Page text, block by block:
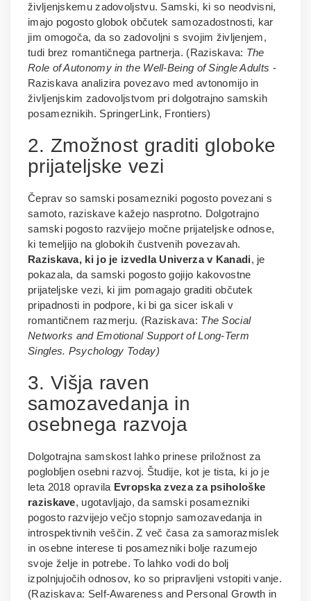
življenjskemu zadovoljstvu. Samski, ki so neodvisni,
imajo pogosto globok občutek samozadostnosti, kar
jim omogoča, da so zadovoljni s svojim življenjem,
tudi brez romantičnega partnerja. (Raziskava: The
Role of Autonomy in the Well-Being of Single Adults -
Raziskava analizira povezavo med avtonomijo in
življenjskim zadovoljstvom pri dolgotrajno samskih
posameznikih. SpringerLink, Frontiers)
2. Zmožnost graditi globoke
prijateljske vezi
Čeprav so samski posamezniki pogosto povezani s
samoto, raziskave kažejo nasprotno. Dolgotrajno
samski pogosto razvijejo močne prijateljske odnose,
ki temeljijo na globokih čustvenih povezavah.
Raziskava, ki jo je izvedla Univerza v Kanadi, je
pokazala, da samski pogosto gojijo kakovostne
prijateljske vezi, ki jim pomagajo graditi občutek
pripadnosti in podpore, ki bi ga sicer iskali v
romantičnem razmerju. (Raziskava: The Social
Networks and Emotional Support of Long-Term
Singles. Psychology Today)
3. Višja raven
samozavedanja in
osebnega razvoja
Dolgotrajna samskost lahko prinese priložnost za
poglobljen osebni razvoj. Študije, kot je tista, ki jo je
leta 2018 opravila Evropska zveza za psihološke
raziskave, ugotavljajo, da samski posamezniki
pogosto razvijejo večjo stopnjo samozavedanja in
introspektivnih veščin. Z več časa za samorazmislek
in osebne interese ti posamezniki bolje razumejo
svoje želje in potrebe. To lahko vodi do bolj
izpolnjujočih odnosov, ko so pripravljeni vstopiti vanje.
(Raziskava: Self-Awareness and Personal Growth in